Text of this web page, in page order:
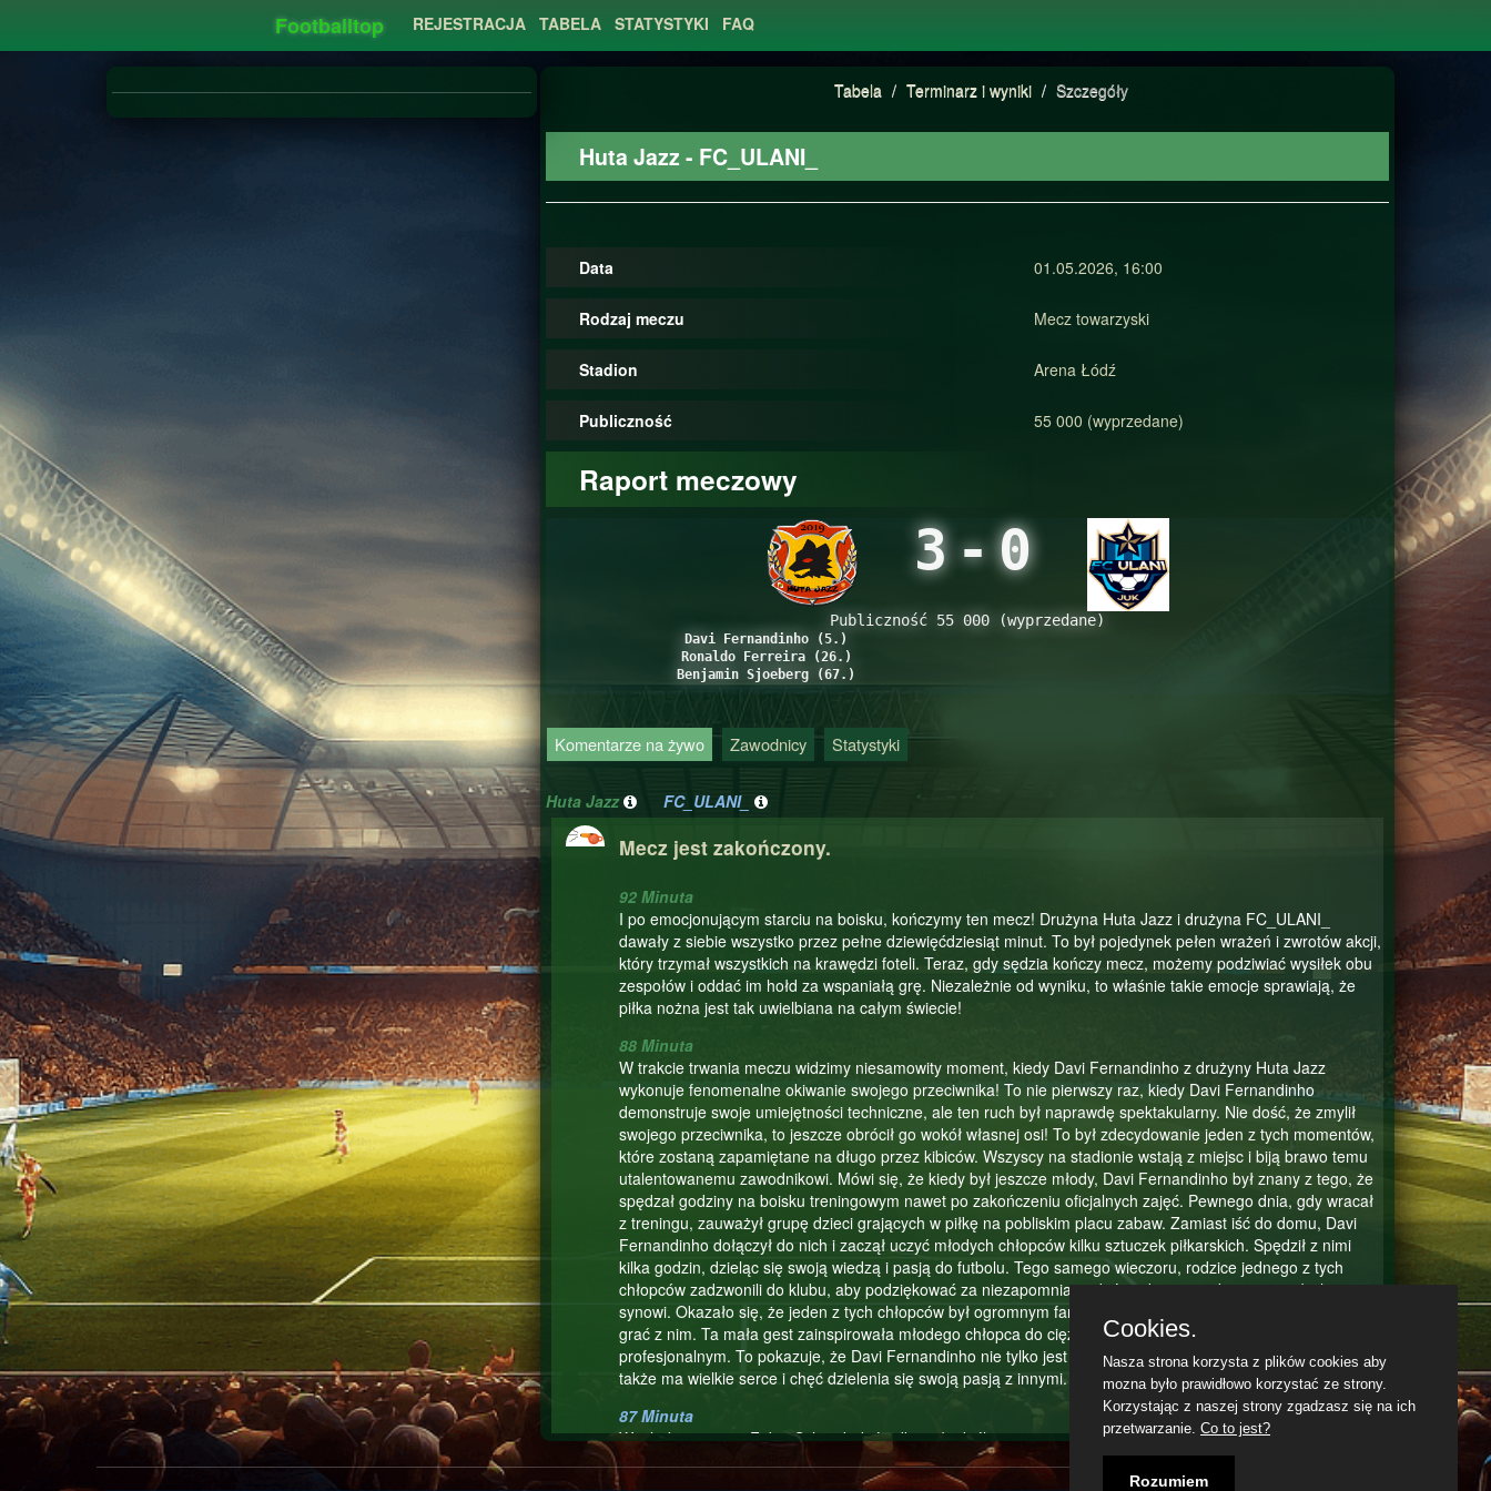
Footballtop REJESTRACJA TABELA STATYSTYKI FAQ
Tabela / Terminarz i wyniki / Szczegóły
Huta Jazz - FC_ULANI_
Data 01.05.2026, 16:00
Rodzaj meczu Mecz towarzyski
Stadion Arena Łódź
Publiczność 55 000 (wyprzedane)
Raport meczowy
3-0
Publiczność 55 000 (wyprzedane)
Davi Fernandinho (5.)
Ronaldo Ferreira (26.)
Benjamin Sjoeberg (67.)
Komentarze na żywo Zawodnicy Statystyki
Huta Jazz FC_ULANI_
Mecz jest zakończony.
92 Minuta
I po emocjonującym starciu na boisku, kończymy ten mecz! Drużyna Huta Jazz i drużyna FC_ULANI_
dawały z siebie wszystko przez pełne dziewięćdziesiąt minut. To był pojedynek pełen wrażeń i zwrotów akcji,
który trzymał wszystkich na krawędzi foteli. Teraz, gdy sędzia kończy mecz, możemy podziwiać wysiłek obu
zespołów i oddać im hołd za wspaniałą grę. Niezależnie od wyniku, to właśnie takie emocje sprawiają, że
piłka nożna jest tak uwielbiana na całym świecie!
88 Minuta
W trakcie trwania meczu widzimy niesamowity moment, kiedy Davi Fernandinho z drużyny Huta Jazz
wykonuje fenomenalne okiwanie swojego przeciwnika! To nie pierwszy raz, kiedy Davi Fernandinho
demonstruje swoje umiejętności techniczne, ale ten ruch był naprawdę spektakularny. Nie dość, że zmylił
swojego przeciwnika, to jeszcze obrócił go wokół własnej osi! To był zdecydowanie jeden z tych momentów,
które zostaną zapamiętane na długo przez kibiców. Wszyscy na stadionie wstają z miejsc i biją brawo temu
utalentowanemu zawodnikowi. Mówi się, że kiedy był jeszcze młody, Davi Fernandinho był znany z tego, że
spędzał godziny na boisku treningowym nawet po zakończeniu oficjalnych zajęć. Pewnego dnia, gdy wracał
z treningu, zauważył grupę dzieci grających w piłkę na pobliskim placu zabaw. Zamiast iść do domu, Davi
Fernandinho dołączył do nich i zaczął uczyć młodych chłopców kilku sztuczek piłkarskich. Spędził z nimi
kilka godzin, dzieląc się swoją wiedzą i pasją do futbolu. Tego samego wieczoru, rodzice jednego z tych
chłopców zadzwonili do klubu, aby podziękować za niezapomniane doświadczenie, jakie zapewnił ich
synowi. Okazało się, że jeden z tych chłopców był ogromnym fanem Davi Fernandinho i teraz miał okazję
grać z nim. Ta mała gest zainspirowała młodego chłopca do ciężkiej pracy i marzenia o grze na poziomie
profesjonalnym. To pokazuje, że Davi Fernandinho nie tylko jest wyjątkowym zawodnikiem na boisku, ale
także ma wielkie serce i chęć dzielenia się swoją pasją z innymi.
87 Minuta
Wygląda na to, że Fabio Schmidt dośrodkował tak źle, że nawet nie wiemy, jak to skomentować. To może
być powód frustracji dla zawodników drużyny FC_ULANI_, którzy oczekiwali lepszego podania, aby móc
skutecznie zaatakować bramkę przeciwnika. Prawdopodobnie Fabio Schmidt miał na myśli podanie piłki w
Cookies.
Nasza strona korzysta z plików cookies aby
mozna było prawidłowo korzystać ze strony.
Korzystając z naszej strony zgadzasz się na ich
przetwarzanie. Co to jest?
Rozumiem